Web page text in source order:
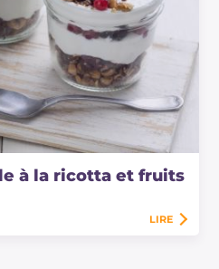
à la ricotta et fruits
LIRE